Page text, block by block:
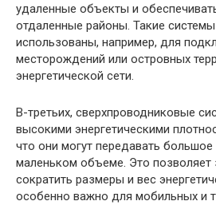
удаленные объекты и
отдаленные районы. Такие
использованы, например, для
месторождений или островных
энергетической сети.
В-третьих, сверхпроводниковые
высокими энергетическими
что они могут передавать большое
маленьком объеме. Это позволяет
сократить размеры и вес
особенно важно для мобильных и